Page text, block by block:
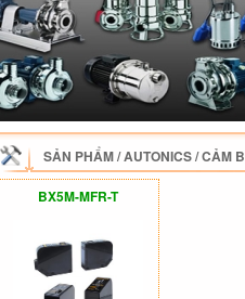
SẢN PHẨM/AUTONICS/CẢM
BX5M-MFR-T